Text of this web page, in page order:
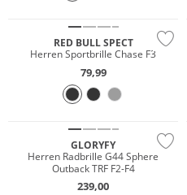
RED BULL SPECT
Herren Sportbrille Chase F3
79,99
GLORYFY
Herren Radbrille G44 Sphere
Outback TRF F2-F4
239,00